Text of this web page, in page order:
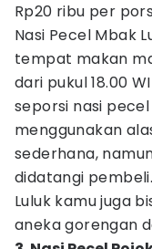
Rp20 ribu per
Nasi Pecel Mbak
tempat makan
dari pukul 18.00
seporsi nasi
menggunakan
sederhana,
didatangi
Luluk kamu juga
aneka gorengan